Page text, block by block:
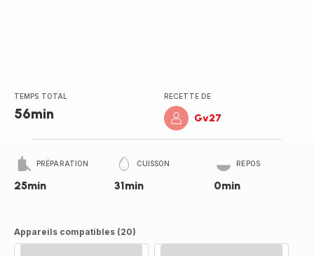
TEMPS TOTAL
56min
RECETTE DE
Gv27
PRÉPARATION
25min
CUISSON
31min
REPOS
0min
Appareils compatibles (20)